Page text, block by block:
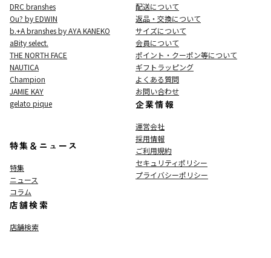
DRC branshes
Ou? by EDWIN
b.+A branshes by AYA KANEKO
aBity select.
THE NORTH FACE
NAUTICA
Champion
JAMIE KAY
gelato pique
特集＆ニュース
特集
ニュース
コラム
店舗検索
店舗検索
配送について
返品・交換について
サイズについて
会員について
ポイント・クーポン等について
ギフトラッピング
よくある質問
お問い合わせ
企業情報
運営会社
採用情報
ご利用規約
セキュリティポリシー
プライバシーポリシー